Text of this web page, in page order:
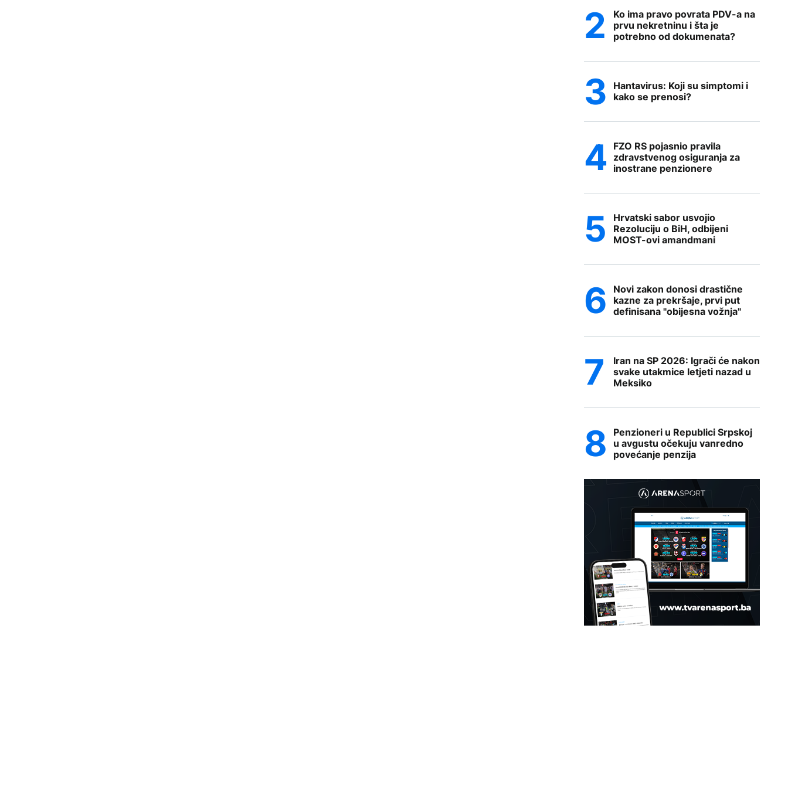
Ko ima pravo povrata PDV-a na
prvu nekretninu i šta je
potrebno od dokumenata?
Hantavirus: Koji su simptomi i
kako se prenosi?
FZO RS pojasnio pravila
zdravstvenog osiguranja za
inostrane penzionere
Hrvatski sabor usvojio
Rezoluciju o BiH, odbijeni
MOST-ovi amandmani
Novi zakon donosi drastične
kazne za prekršaje, prvi put
definisana "obijesna vožnja"
Iran na SP 2026: Igrači će nakon
svake utakmice letjeti nazad u
Meksiko
Penzioneri u Republici Srpskoj
u avgustu očekuju vanredno
povećanje penzija